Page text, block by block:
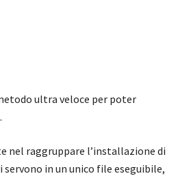
ultra veloce per poter
nel raggruppare l’installazione di
in un unico file eseguibile,